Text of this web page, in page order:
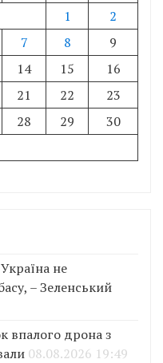
1
2
7 8
9
14 15
16
21 22
23
28 29
30
не
– Зеленський
впалого дрона з
08.08.2026 19:49